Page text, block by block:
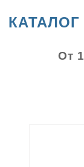
КАТАЛОГ
От